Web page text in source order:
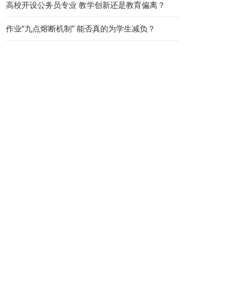
高校开设公务员专业 教学创新还是教育偏离？
作业“九点熔断机制” 能否真的为学生减负？